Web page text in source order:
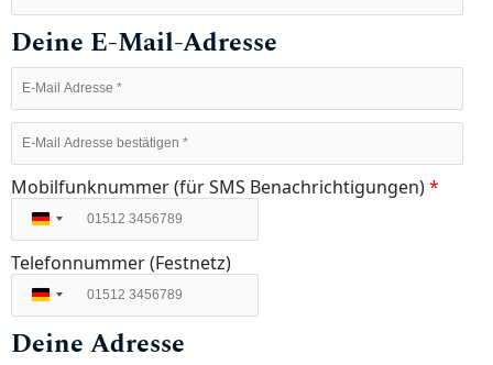
Deine E-Mail-Adresse
Mobilfunknummer (für SMS Benachrichtigungen)*
Deutschland
+49
Telefonnummer (Festnetz)
Deutschland
+49
Deine Adresse